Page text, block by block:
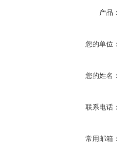
产品：
您的单位：
您的姓名：
联系电话：
常用邮箱：